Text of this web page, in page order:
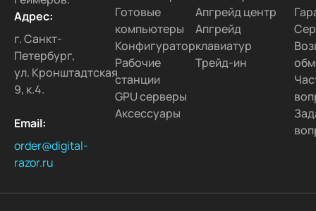
Адрес:
г. Санкт-
Петербург,
ул. Кронштадтская
9, к.4.
Email:
order@digital-
razor.ru
Готовые
компьютеры
Конфигуратор
Рабочие
станции
GPU серверы
Аксессуары
Апгрейд центр
Апгрейд
клавиатур
Трейд-ин